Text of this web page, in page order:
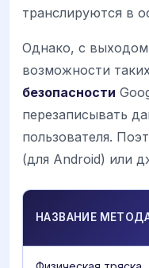
транслируются в
Однако, с
возможности
безопасности
перезаписывать
пользователя.
(для Android) или
НАЗВАНИЕ